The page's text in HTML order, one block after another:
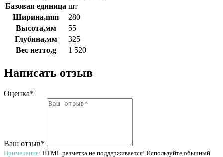
Базовая единица шт
Ширина,mm
280
Высота,мм
55
Глубина,мм
325
Вес нетто,g
1 520
Написать отзыв
Оценка*
Ваш отзыв*
Примечание: HTML разметка не поддерживается! Используйте обычный